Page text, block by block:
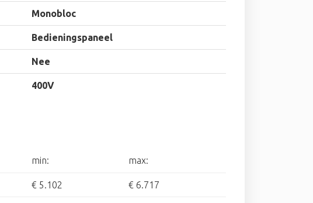
Monobloc
Bedieningspaneel
Nee
400V
min: max:
€ 5.102 € 6.717